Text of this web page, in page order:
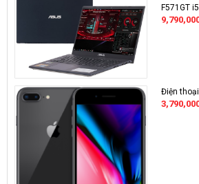
F571GT i5
Điện